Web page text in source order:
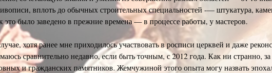
вплоть до обычных строительных специальностей -— штукатура,
это было заведено в прежние времена — в процессе работы, у мастеров.
хотя ранее мне приходилось участвовать в росписи церквей и даже
сравнительно недавно, если быть точным, с 2012 года. Как ни странно,
и гражданских памятников. Жемчужиной этого опыта могу назвать